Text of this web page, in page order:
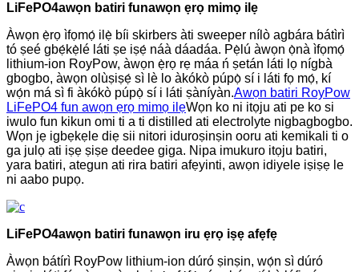
LiFePO4awọn batiri funawọn ẹrọ mimọ ilẹ
Àwọn ẹ̀rọ ìfọmọ́ ilẹ̀ bíi skirbers àti sweeper nílò agbára bátìrì
tó ṣeé gbẹ́kẹ̀lé láti ṣe iṣẹ́ náà dáadáa. Pẹ̀lú àwọn ọ̀nà ìfọmọ́
lithium-ion RoyPow, àwọn ẹ̀rọ rẹ máa ń ṣetán láti lọ nígbà
gbogbo, àwọn olùṣiṣẹ́ sì lè lo àkókò púpọ̀ sí i láti fọ mọ́, kí
wọ́n má sì fi àkókò púpọ̀ sí i láti ṣàníyàn.Awọn batiri RoyPow
LiFePO4 fun awọn ẹrọ mimọ ilẹWọn ko ni itọju ati pe ko si
iwulo fun kikun omi ti a ti distilled ati electrolyte nigbagbogbo.
Wọn jẹ igbẹkẹle diẹ sii nitori iduroṣinṣin ooru ati kemikali ti o
ga julọ ati iṣẹ ṣiṣe deedee giga. Nipa imukuro itọju batiri,
yara batiri, ategun ati rira batiri afẹyinti, awọn idiyele iṣiṣẹ le
ni aabo pupọ.
LiFePO4awọn batiri funawọn iru ẹrọ iṣẹ afẹfẹ
Àwọn bátírì RoyPow lithium-ion dúró ṣinṣin, wọ́n sì dúró